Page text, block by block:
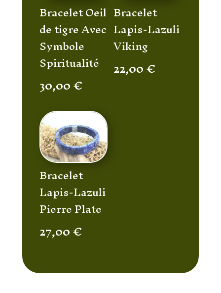
Bracelet Oeil
de tigre Avec
Symbole
Spiritualité
30,00€
Bracelet
Lapis-Lazuli
Viking
22,00€
Bracelet
Lapis-Lazuli
Pierre Plate
27,00€